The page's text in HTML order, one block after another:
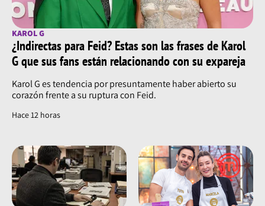
KAROL G
¿Indirectas para Feid? Estas son las frases de Karol
G que sus fans están relacionando con su expareja
Karol G es tendencia por presuntamente haber abierto su
corazón frente a su ruptura con Feid.
Hace 12 horas